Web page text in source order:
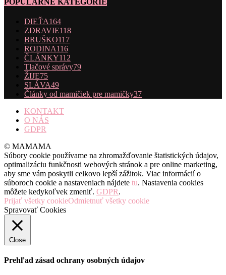
DIEŤA164
ZDRAVIE118
BRUŠKO117
RODINA116
ČLÁNKY112
Tlačové správy79
ŽIJE75
SLÁVA49
Články od mamičiek pre mamičky37
KONTAKT
O NÁS
GDPR
© MAMAMA
Súbory cookie používame na zhromažďovanie štatistických údajov,
optimalizáciu funkčnosti webových stránok a pre online marketing,
aby sme vám poskytli celkovo lepší zážitok. Viac informácií o
súboroch cookie a nastaveniach nájdete tu. Nastavenia cookies
môžete kedykoľvek zmeniť. GDPR.
Prijať všetky cookieOdmietnuť všetky cookie
Spravovať Cookies
Close
Prehľad zásad ochrany osobných údajov